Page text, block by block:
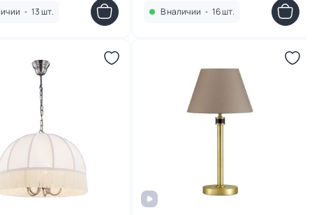
• 13 шт. В наличии • 16 шт.